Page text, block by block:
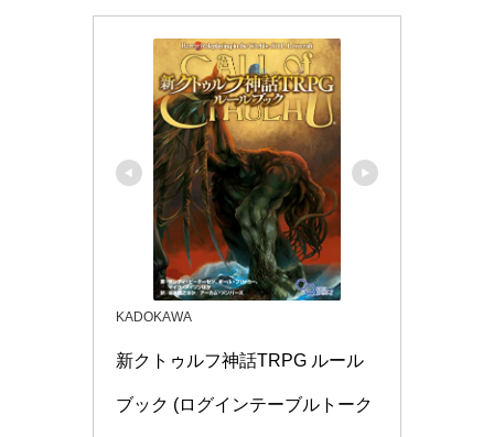
KADOKAWA
新クトゥルフ神話TRPG ルール
ブック (ログインテーブルトーク